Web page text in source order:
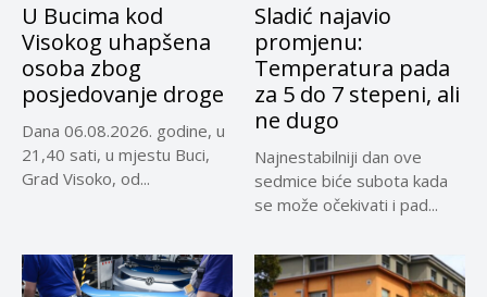
U Bucima kod
Visokog uhapšena
osoba zbog
posjedovanje droge
Dana 06.08.2026. godine, u
21,40 sati, u mjestu Buci,
Grad Visoko, od...
Sladić najavio
promjenu:
Temperatura pada
za 5 do 7 stepeni, ali
ne dugo
Najnestabilniji dan ove
sedmice biće subota kada
se može očekivati i pad...